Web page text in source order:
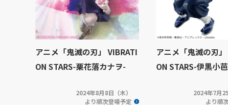
アニメ「鬼滅の刃」 VIBRATI
ON STARS-栗花落カナヲ-
2024年8月8日（木）
より順次登場予定
アニメ「鬼滅の刃
ON STARS-伊黒小
2024年7月
より順